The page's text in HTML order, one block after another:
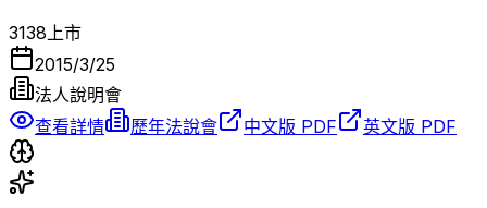
3138上市
2015/3/25
法人說明會
查看詳情
歷年法說會 中文版 PDF 英文版 PDF